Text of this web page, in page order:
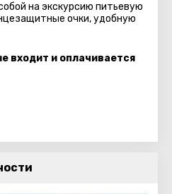
на экскурсию питьевую
очки, удобную
входит и оплачивается